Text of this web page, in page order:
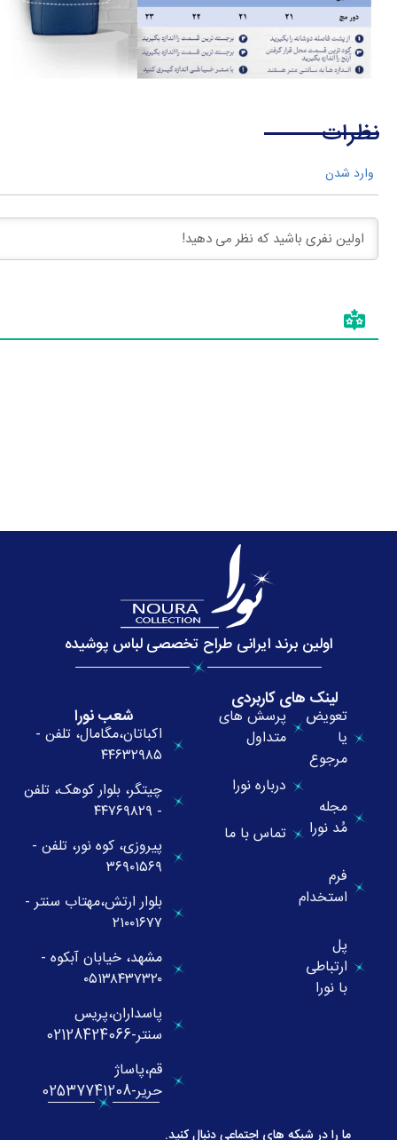
نظرات
وارد شدن
اولین برند ایرانی طراح تخصصی لباس پوشیده
لینک های کاربردی
تعویض
یا
مرجوع
مجله
مُد نورا
فرم
استخدام
پل
ارتباطی
با نورا
پرسش های
متداول
درباره نورا
تماس با ما
شعب نورا
اکباتان،مگامال، تلفن -
۴۴۶۳۲۹۸۵
چیتگر، بلوار کوهک، تلفن
- ۴۴۷۶۹۸۲۹
پیروزی، کوه نور، تلفن -
۳۶۹۰۱۵۶۹
بلوار ارتش،مهتاب سنتر -
۲۱۰۰۱۶۷۷
مشهد، خیابان آبکوه -
۰۵۱۳۸۴۳۷۳۲۰
پاسداران،پریس
سنتر-02128424066
قم،پاساژ
حریر-02537741208
ما را در شبکه های اجتماعی دنبال کنید.